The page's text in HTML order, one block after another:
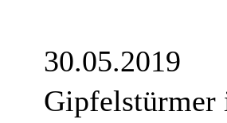
30.05.2019
Gipfelstürmer